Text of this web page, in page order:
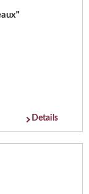
Details